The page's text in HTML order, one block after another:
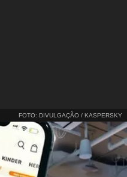
FOTO: DIVULGAÇÃO / KASPERSKY